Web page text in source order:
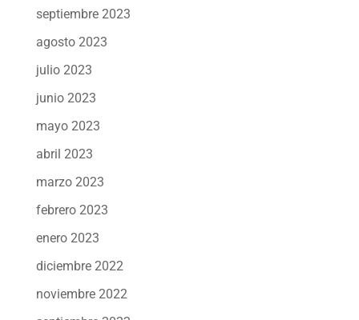
septiembre 2023
agosto 2023
julio 2023
junio 2023
mayo 2023
abril 2023
marzo 2023
febrero 2023
enero 2023
diciembre 2022
noviembre 2022